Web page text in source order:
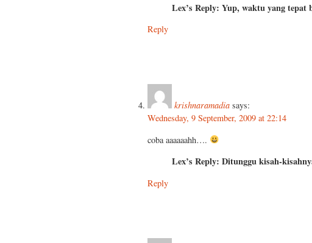
Lex’s Reply: Yup, waktu yang tepat
Reply
krishnaramadia says:
Wednesday, 9 September, 2009 at 22:14
coba aaaaaahh….
Lex’s Reply: Ditunggu kisah-
Reply